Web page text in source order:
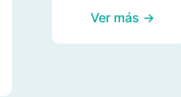
Ver más →